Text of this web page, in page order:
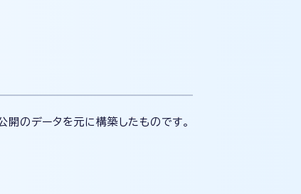
のデータを元に構築したものです。